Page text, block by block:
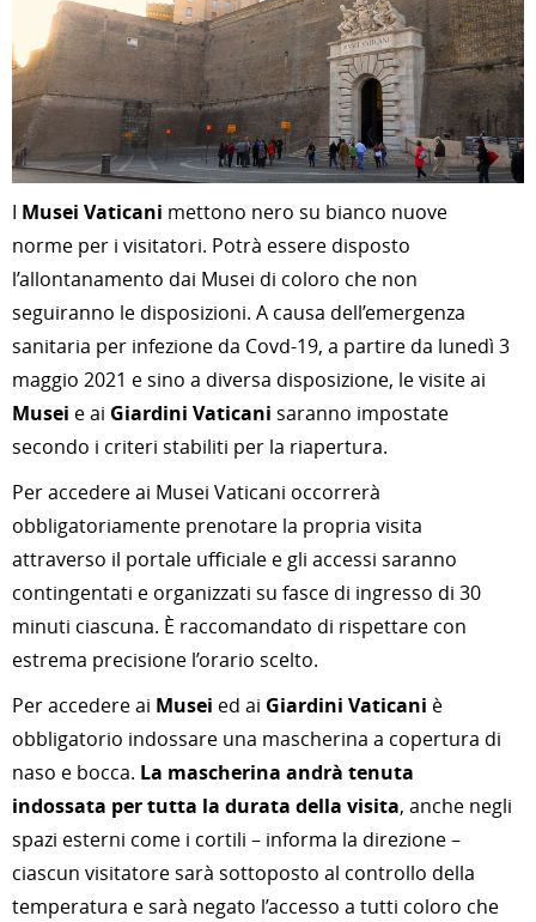
I Musei Vaticani mettono nero su bianco nuove
norme per i visitatori. Potrà essere disposto
l’allontanamento dai Musei di coloro che non
seguiranno le disposizioni. A causa dell’emergenza
sanitaria per infezione da Covd-19, a partire da lunedì 3
maggio 2021 e sino a diversa disposizione, le visite ai
Musei e ai Giardini Vaticani saranno impostate
secondo i criteri stabiliti per la riapertura.
Per accedere ai Musei Vaticani occorrerà
obbligatoriamente prenotare la propria visita
attraverso il portale ufficiale e gli accessi saranno
contingentati e organizzati su fasce di ingresso di 30
minuti ciascuna. È raccomandato di rispettare con
estrema precisione l’orario scelto.
Per accedere ai Musei ed ai Giardini Vaticani è
obbligatorio indossare una mascherina a copertura di
naso e bocca. La mascherina andrà tenuta
indossata per tutta la durata della visita, anche negli
spazi esterni come i cortili – informa la direzione –
ciascun visitatore sarà sottoposto al controllo della
temperatura e sarà negato l’accesso a tutti coloro che